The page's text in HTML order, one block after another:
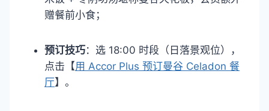
赠餐前小食；​
预订技巧：选 18:00 时段（日落景观位），
点击【用 Accor Plus 预订曼谷 Celadon 餐
厅】。​